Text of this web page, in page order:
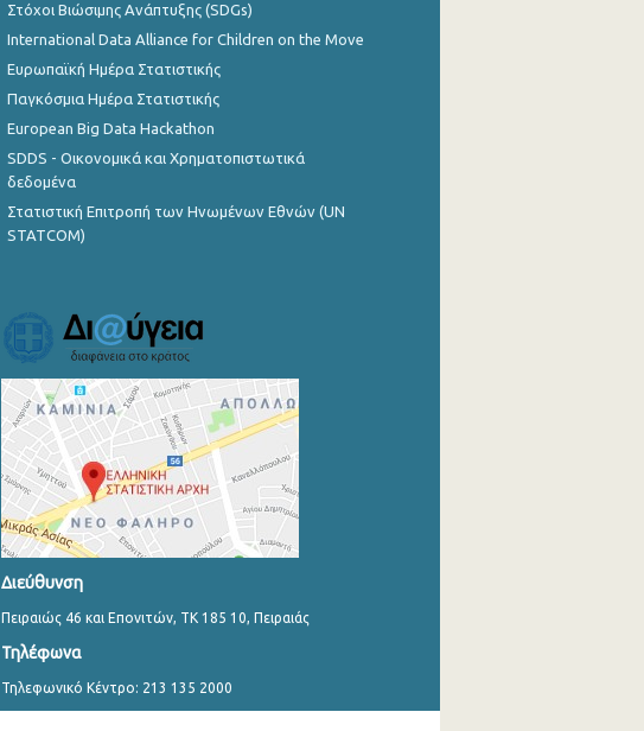
Στόχοι Βιώσιμης Ανάπτυξης (SDGs)
International Data Alliance for Children on the Move
Ευρωπαϊκή Ημέρα Στατιστικής
Παγκόσμια Ημέρα Στατιστικής
European Big Data Hackathon
SDDS - Οικονομικά και Χρηματοπιστωτικά
δεδομένα
Στατιστική Επιτροπή των Ηνωμένων Εθνών (UN
STATCOM)
Διεύθυνση
Πειραιώς 46 και Επονιτών, ΤΚ 185 10, Πειραιάς
Τηλέφωνα
Τηλεφωνικό Κέντρο: 213 135 2000